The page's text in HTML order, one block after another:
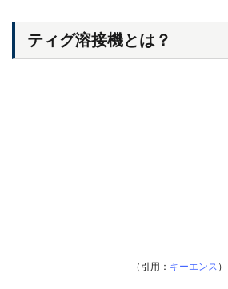
ティグ溶接機とは？
（引用： キーエンス ）